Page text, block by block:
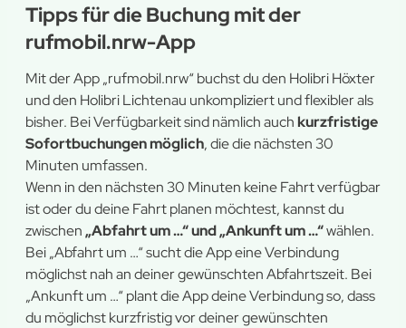
Tipps für die Buchung mit der
rufmobil.nrw-App
Mit der App „rufmobil.nrw“ buchst du den Holibri Höxter
und den Holibri Lichtenau unkompliziert und flexibler als
bisher. Bei Verfügbarkeit sind nämlich auchkurzfristige
Sofortbuchungen möglich, die die nächsten 30
Minuten umfassen.
Wenn in den nächsten 30 Minuten keine Fahrt verfügbar
ist oder du deine Fahrt planen möchtest, kannst du
zwischen„Abfahrt um …“ und „Ankunft um …“wählen.
Bei „Abfahrt um …“ sucht die App eine Verbindung
möglichst nah an deiner gewünschten Abfahrtszeit. Bei
„Ankunft um …“ plant die App deine Verbindung so, dass
du möglichst kurzfristig vor deiner gewünschten